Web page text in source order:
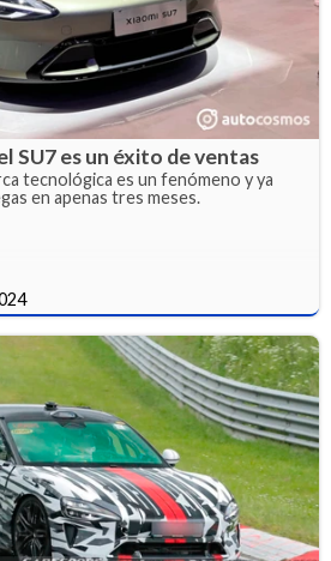
SU7 es un éxito de ventas
tecnológica es un fenómeno y ya
en apenas tres meses.